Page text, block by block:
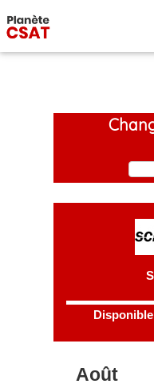
Août